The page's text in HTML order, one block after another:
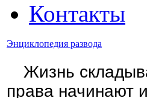
Контакты
Энциклопедия развода
Жизнь
права начинают